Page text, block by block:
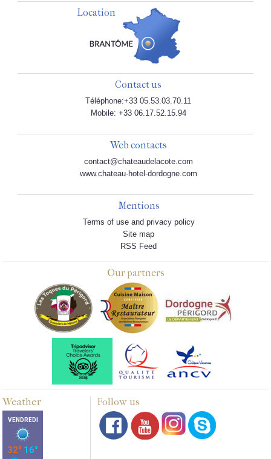
Location
Contact us
Téléphone:+33 05.53.03.70.11
Mobile: +33 06.17.52.15.94
Web contacts
contact@chateaudelacote.com
www.chateau-hotel-dordogne.com
Mentions
Terms of use and privacy policy
Site map
RSS Feed
Our partners
Weather Follow us